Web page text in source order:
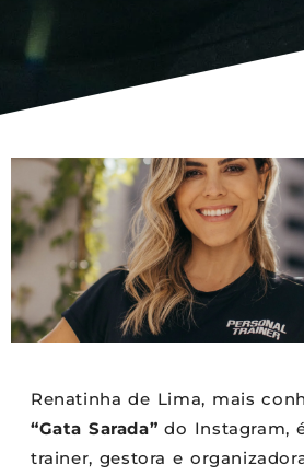
Renatinha de Lima, mais
“Gata Sarada” do Instagram,
trainer, gestora e